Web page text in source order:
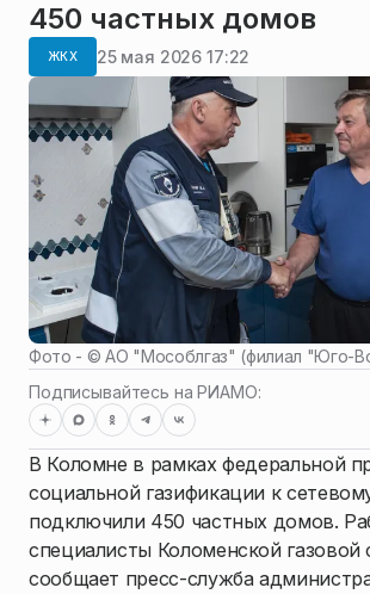
450 частных домов
ЖКХ 25 мая 2026 17:22
Фото - ©АО "Мособлгаз" (филиал "Юго-
Подписывайтесь на РИАМО:
В Коломне в рамках федеральной
социальной газификации к
подключили 450 частных домов.
специалисты Коломенской газовой
сообщает пресс-служба